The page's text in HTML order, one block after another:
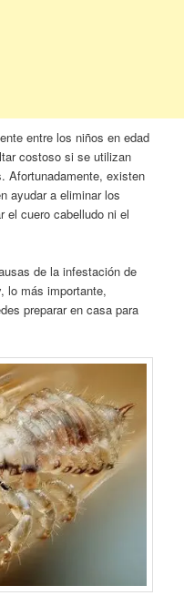
entre los niños en edad
costoso si se utilizan
Afortunadamente, existen
ayudar a eliminar los
el cuero cabelludo ni el
de la infestación de
lo más importante,
preparar en casa para